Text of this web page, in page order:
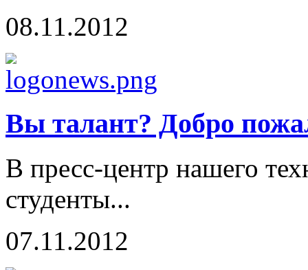
08.11.2012
Вы талант? Добро
В пресс-центр нашего
студенты...
07.11.2012